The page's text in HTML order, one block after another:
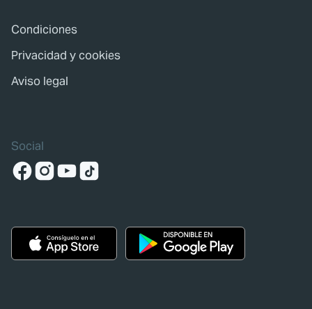
Condiciones
Privacidad y cookies
Aviso legal
Social